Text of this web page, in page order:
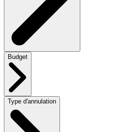
Budget
Type d'annulation